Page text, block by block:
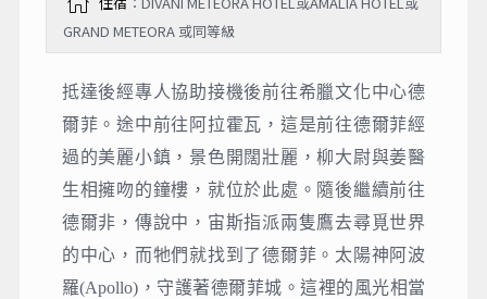
GRAND METEORA 或同等級
抵達後經專人協助接機後前往希臘文化中心德
爾菲。途中前往阿拉霍瓦，這是前往德爾菲經
過的美麗小鎮，景色開闊壯麗，柳大尉與姜醫
生相擁吻的鐘樓，就位於此處。隨後繼續前往
德爾非，傳說中，宙斯指派兩隻鷹去尋覓世界
的中心，而牠們就找到了德爾菲。太陽神阿波
羅(Apollo)，守護著德爾菲城。這裡的風光相當